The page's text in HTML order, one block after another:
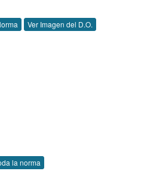
Ver Imagen del D.O.
la norma